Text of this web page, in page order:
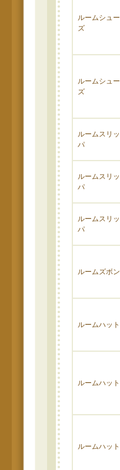
ルームシュー
ズ
ルームシュー
ズ
ルームスリッ
パ
ルームスリッ
パ
ルームスリッ
パ
ルームズボン
ルームハット
ルームハット
ルームハット